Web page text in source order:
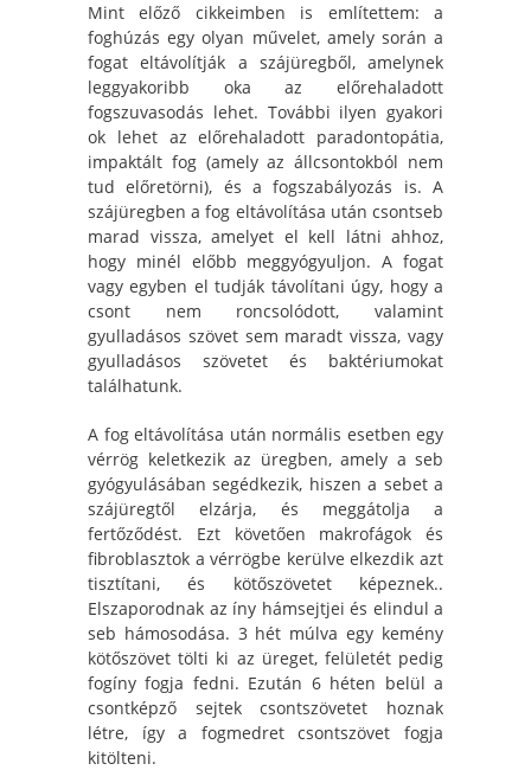
Mint előző cikkeimben is említettem: a
foghúzás egy olyan művelet, amely során a
fogat eltávolítják a szájüregből, amelynek
leggyakoribb oka az előrehaladott
fogszuvasodás lehet. További ilyen gyakori
ok lehet az előrehaladott paradontopátia,
impaktált fog (amely az állcsontokból nem
tud előretörni), és a fogszabályozás is. A
szájüregben a fog eltávolítása után csontseb
marad vissza, amelyet el kell látni ahhoz,
hogy minél előbb meggyógyuljon. A fogat
vagy egyben el tudják távolítani úgy, hogy a
csont nem roncsolódott, valamint
gyulladásos szövet sem maradt vissza, vagy
gyulladásos szövetet és baktériumokat
találhatunk.
A fog eltávolítása után normális esetben egy
vérrög keletkezik az üregben, amely a seb
gyógyulásában segédkezik, hiszen a sebet a
szájüregtől elzárja, és meggátolja a
fertőződést. Ezt követően makrofágok és
fibroblasztok a vérrögbe kerülve elkezdik azt
tisztítani, és kötőszövetet képeznek..
Elszaporodnak az íny hámsejtjei és elindul a
seb hámosodása. 3 hét múlva egy kemény
kötőszövet tölti ki az üreget, felületét pedig
fogíny fogja fedni. Ezután 6 héten belül a
csontképző sejtek csontszövetet hoznak
létre, így a fogmedret csontszövet fogja
kitölteni.